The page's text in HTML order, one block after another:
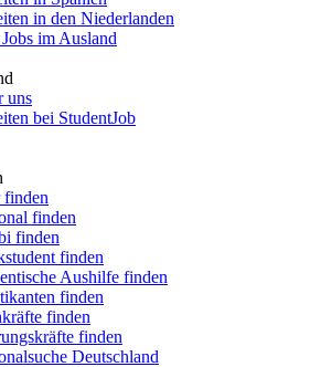
in den Niederlanden
im Ausland
uns
bei StudentJob
finden
finden
finden
finden
Aushilfe finden
finden
finden
finden
Deutschland